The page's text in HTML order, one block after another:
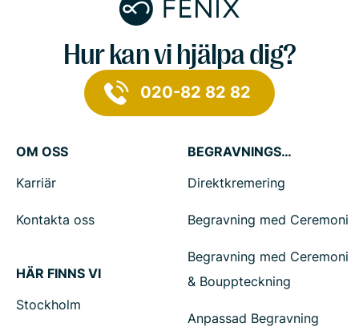
Hur kan vi hjälpa dig?
020-82 82 82
OM OSS
Karriär
Kontakta oss
HÄR FINNS VI
Stockholm
BEGRAVNINGSTJÄNSTER
Direktkremering
Begravning med Ceremoni
Begravning med Ceremoni
& Bouppteckning
Anpassad Begravning